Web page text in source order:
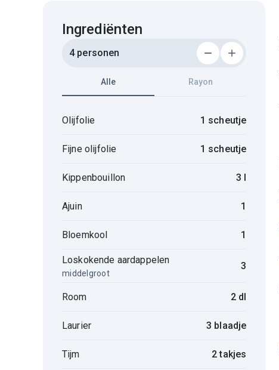
Ingrediënten
4 personen
Alle Rayon
Olijfolie 1 scheutje
Fijne olijfolie 1 scheutje
Kippenbouillon 3 l
Ajuin 1
Bloemkool 1
Loskokende aardappelen
middelgroot
3
Room 2 dl
Laurier 3 blaadje
Tijm 2 takjes